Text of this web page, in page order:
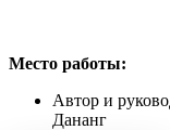
Место работы:
Автор и
Дананг